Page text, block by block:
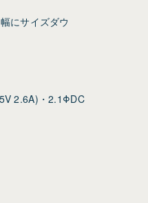
にサイズダウ
2.6A)・2.1ΦDC